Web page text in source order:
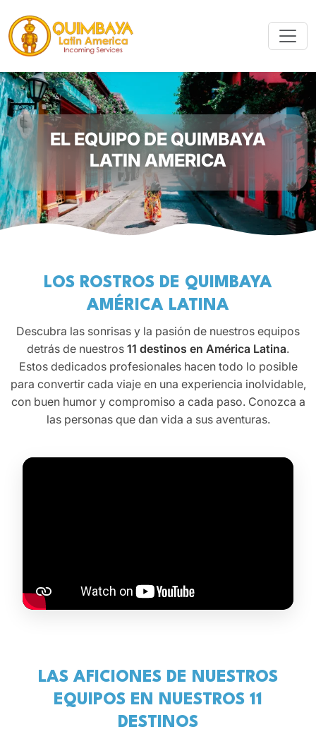
EL EQUIPO DE QUIMBAYA
LATIN AMERICA
LOS ROSTROS DE QUIMBAYA
AMÉRICA LATINA
Descubra las sonrisas y la pasión de nuestros equipos
detrás de nuestros 11 destinos en América Latina.
Estos dedicados profesionales hacen todo lo posible
para convertir cada viaje en una experiencia inolvidable,
con buen humor y compromiso a cada paso. Conozca a
las personas que dan vida a sus aventuras.
LAS AFICIONES DE NUESTROS
EQUIPOS EN NUESTROS 11
DESTINOS